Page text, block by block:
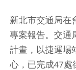
新北市交通局在
專案報告。交通
計畫，以捷運場
心，已完成47處